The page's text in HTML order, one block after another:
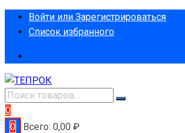
ПерейтиВойти или Зарегистрироваться
Список избранного
0
0
Всего: 0,00 ₽